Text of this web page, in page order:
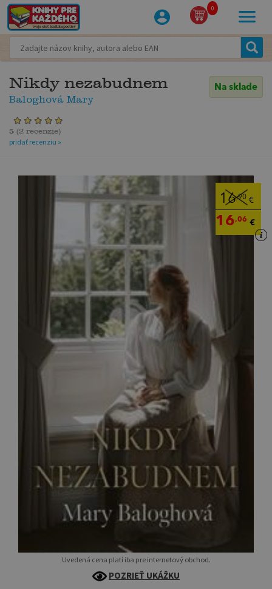
0
Nikdy nezabudnem
Baloghová Mary
Na sklade
5 (2 recenzie)
pridať recenziu »
16,90 €
16,06 €
Uvedená cena platí iba pre internetový obchod.
POZRIEŤ UKÁŽKU